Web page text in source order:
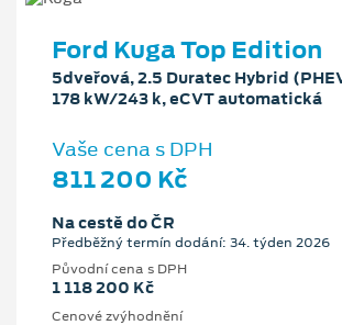
Ford Kuga Top Edition
5dveřová, 2.5 Duratec Hybrid
178 kW/243 k, eCVT automatická
Vaše cena s DPH
811 200 Kč
Na cestě do ČR
Předběžný termín dodání: 34. týden 2026
Původní cena s DPH
1 118 200 Kč
Cenové zvýhodnění